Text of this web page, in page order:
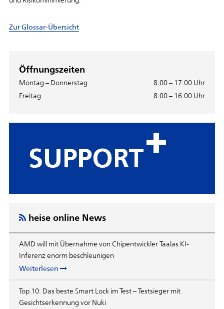
Zur Glossar-Übersicht
Öffnungszeiten
Montag – Donnerstag
8:00 – 17:00 Uhr
Freitag
8:00 – 16:00 Uhr
heise online News
AMD will mit Übernahme von Chipentwickler Taalas KI-
Inferenz enorm beschleunigen
Weiterlesen
Top 10: Das beste Smart Lock im Test – Testsieger mit
Gesichtserkennung vor Nuki